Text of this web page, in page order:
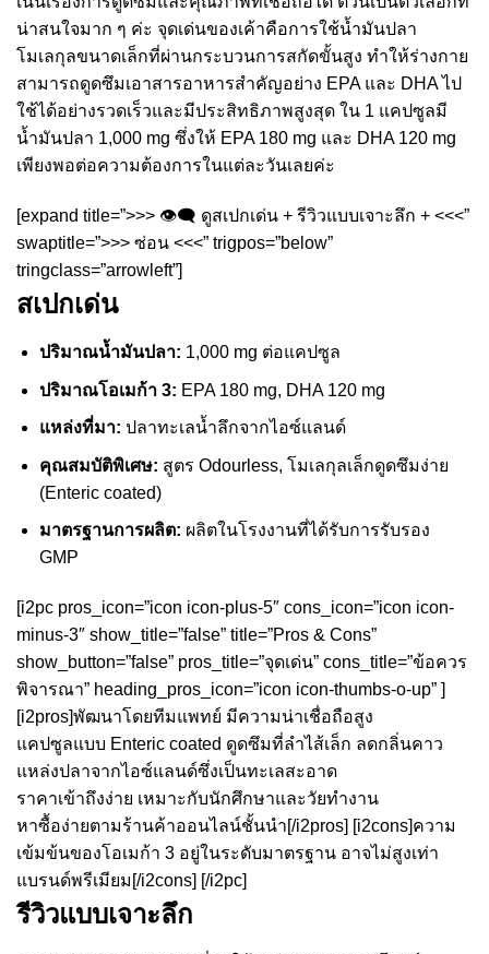
น่าสนใจมาก ๆ ค่ะ จุดเด่นของเค้าคือการใช้น้ำมันปลา
โมเลกุลขนาดเล็กที่ผ่านกระบวนการสกัดขั้นสูง ทำให้ร่างกาย
สามารถดูดซึมเอาสารอาหารสำคัญอย่าง EPA และ DHA ไป
ใช้ได้อย่างรวดเร็วและมีประสิทธิภาพสูงสุด ใน 1 แคปซูลมี
น้ำมันปลา 1,000 mg ซึ่งให้ EPA 180 mg และ DHA 120 mg
เพียงพอต่อความต้องการในแต่ละวันเลยค่ะ
[expand title=”>>> 👁️‍🗨️ ดูสเปกเด่น + รีวิวแบบเจาะลึก + <<<”
swaptitle=”>>> ซ่อน <<<” trigpos=”below”
tringclass=”arrowleft”]
สเปกเด่น
ปริมาณน้ำมันปลา: 1,000 mg ต่อแคปซูล
ปริมาณโอเมก้า 3: EPA 180 mg, DHA 120 mg
แหล่งที่มา: ปลาทะเลน้ำลึกจากไอซ์แลนด์
คุณสมบัติพิเศษ: สูตร Odourless, โมเลกุลเล็กดูดซึมง่าย
(Enteric coated)
มาตรฐานการผลิต: ผลิตในโรงงานที่ได้รับการรับรอง
GMP
[i2pc pros_icon=”icon icon-plus-5″ cons_icon=”icon icon-
minus-3″ show_title=”false” title=”Pros & Cons”
show_button=”false” pros_title=”จุดเด่น” cons_title=”ข้อควร
พิจารณา” heading_pros_icon=”icon icon-thumbs-o-up” ]
[i2pros]พัฒนาโดยทีมแพทย์ มีความน่าเชื่อถือสูง
แคปซูลแบบ Enteric coated ดูดซึมที่ลำไส้เล็ก ลดกลิ่นคาว
แหล่งปลาจากไอซ์แลนด์ซึ่งเป็นทะเลสะอาด
ราคาเข้าถึงง่าย เหมาะกับนักศึกษาและวัยทำงาน
หาซื้อง่ายตามร้านค้าออนไลน์ชั้นนำ[/i2pros] [i2cons]ความ
เข้มข้นของโอเมก้า 3 อยู่ในระดับมาตรฐาน อาจไม่สูงเท่า
แบรนด์พรีเมียม[/i2cons] [/i2pc]
รีวิวแบบเจาะลึก